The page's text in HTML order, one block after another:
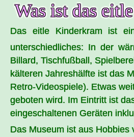
Was ist das
Das eitle Kinderkram ist
unterschiedliches: In der
Billard, Tischfußball,
kälteren Jahreshälfte ist das
Retro-Videospiele). Etwas
geboten wird. Im Eintritt ist
eingeschaltenen Geräten
Das Museum ist aus Hobbies